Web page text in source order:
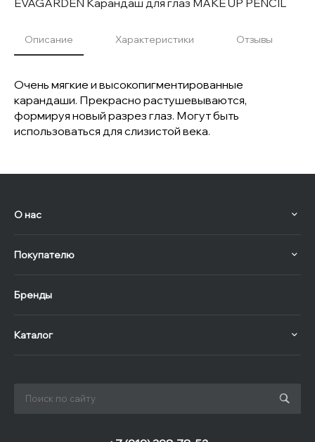
EVAGARDEN Карандаш для глаз MAKE UP PENCIL
Описание Характеристики Отзывы
Очень мягкие и высокопигментированные
карандаши. Прекрасно растушевываются,
формируя новый разрез глаз. Могут быть
использоваться для слизистой века.
О нас
Покупателю
Бренды
Каталог